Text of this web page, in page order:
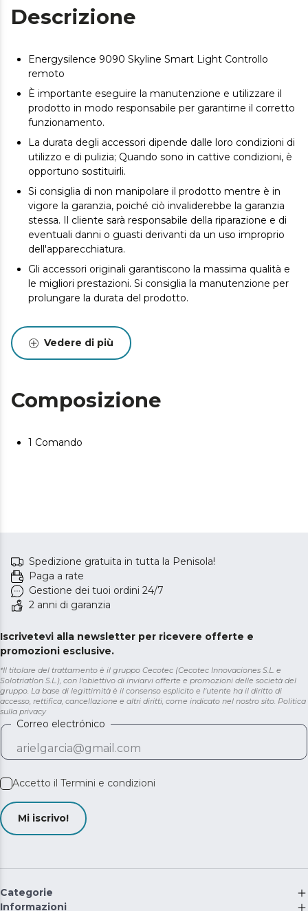
Descrizione
Energysilence 9090 Skyline Smart Light Controllo
remoto
È importante eseguire la manutenzione e utilizzare il
prodotto in modo responsabile per garantirne il corretto
funzionamento.
La durata degli accessori dipende dalle loro condizioni di
utilizzo e di pulizia; Quando sono in cattive condizioni, è
opportuno sostituirli.
Si consiglia di non manipolare il prodotto mentre è in
vigore la garanzia, poiché ciò invaliderebbe la garanzia
stessa. Il cliente sarà responsabile della riparazione e di
eventuali danni o guasti derivanti da un uso improprio
dell'apparecchiatura.
Gli accessori originali garantiscono la massima qualità e
le migliori prestazioni. Si consiglia la manutenzione per
prolungare la durata del prodotto.
Vedere di più
Composizione
1 Comando
Spedizione gratuita in tutta la Penisola!
Paga a rate
Gestione dei tuoi ordini 24/7
2 anni di garanzia
Iscrivetevi alla newsletter per ricevere offerte e
promozioni esclusive.
*Il titolare del trattamento è il gruppo Cecotec (Cecotec Innovaciones S.L. e
Solotriatlon S.L.), con l'obiettivo di inviarvi offerte e promozioni delle società del
gruppo. La base di legittimità è il consenso esplicito e l'utente ha il diritto di
accesso, rettifica, cancellazione e altri diritti, come indicato nel nostro sito. Politica
sulla privacy
Correo electrónico
Accetto il Termini e condizioni
Mi iscrivo!
Categorie
Informazioni